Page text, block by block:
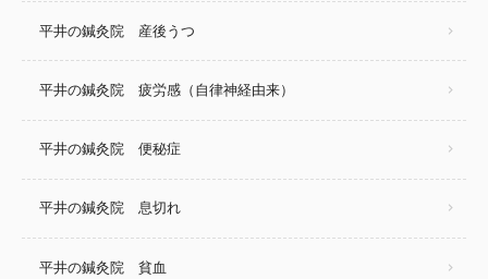
平井の鍼灸院 産後うつ
平井の鍼灸院 疲労感（自律神経由来）
平井の鍼灸院 便秘症
平井の鍼灸院 息切れ
平井の鍼灸院 貧血